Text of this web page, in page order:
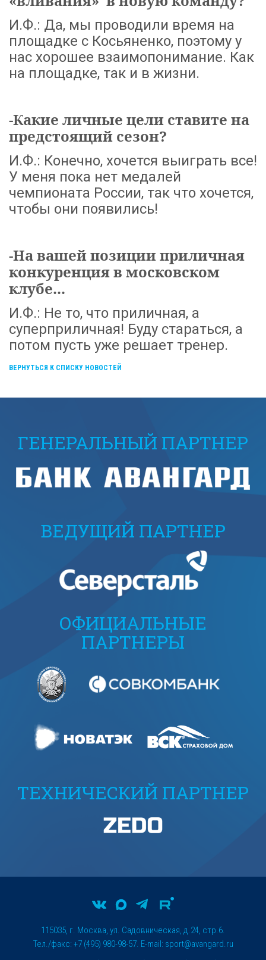
И.Ф.: Да, мы проводили время на
площадке с Косьяненко, поэтому у
нас хорошее взаимопонимание. Как
на площадке, так и в жизни.
-Какие личные цели ставите на
предстоящий сезон?
И.Ф.: Конечно, хочется выиграть все!
У меня пока нет медалей
чемпионата России, так что хочется,
чтобы они появились!
-На вашей позиции приличная
конкуренция в московском
клубе...
И.Ф.: Не то, что приличная, а
суперприличная! Буду стараться, а
потом пусть уже решает тренер.
ВЕРНУТЬСЯ К СПИСКУ НОВОСТЕЙ
ГЕНЕРАЛЬНЫЙ ПАРТНЕР
ВЕДУЩИЙ ПАРТНЕР
ОФИЦИАЛЬНЫЕ
ПАРТНЕРЫ
ТЕХНИЧЕСКИЙ ПАРТНЕР
115035, г. Москва, ул. Садовническая, д.24, стр.6.
Тел./факс: +7 (495) 980-98-57. E-mail: sport@avangard.ru